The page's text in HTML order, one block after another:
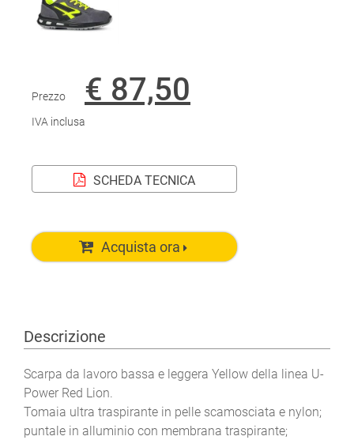
Prezzo € 87,50
IVA inclusa
SCHEDA TECNICA
Acquista ora
Descrizione
Scarpa da lavoro bassa e leggera Yellow della linea U-
Power Red Lion.
Tomaia ultra traspirante in pelle scamosciata e nylon;
puntale in alluminio con membrana traspirante;